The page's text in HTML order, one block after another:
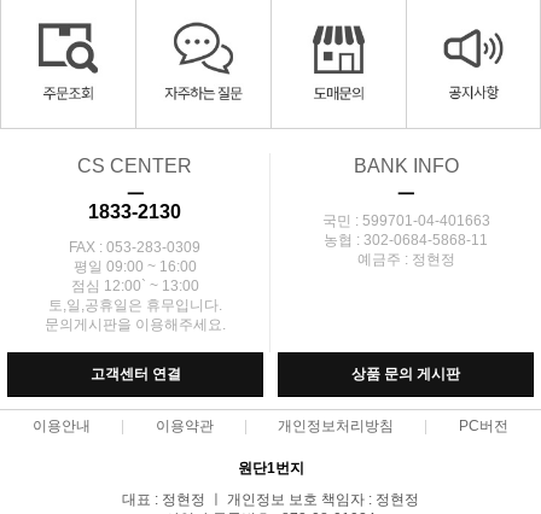
CS CENTER
ㅡ
1833-2130
FAX : 053-283-0309
평일 09:00 ~ 16:00
점심 12:00` ~ 13:00
토,일,공휴일은 휴무입니다.
문의게시판을 이용해주세요.
BANK INFO
ㅡ
국민 : 599701-04-401663
농협 : 302-0684-5868-11
예금주 : 정현정
고객센터 연결 상품 문의 게시판
이용안내 이용약관 개인정보처리방침 PC버전
원단1번지
대표 : 정현정 ㅣ 개인정보 보호 책임자 : 정현정